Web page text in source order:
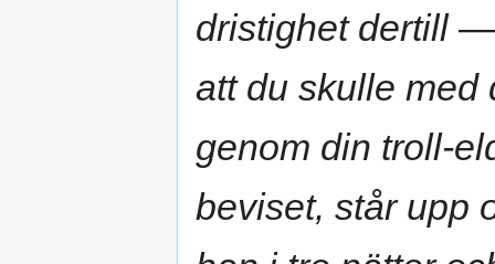
dristighet dertill
att du skulle med
genom din troll-
beviset, står upp